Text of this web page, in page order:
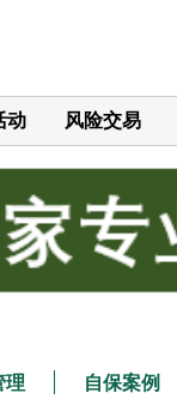
动 风险交易
理 自保案例